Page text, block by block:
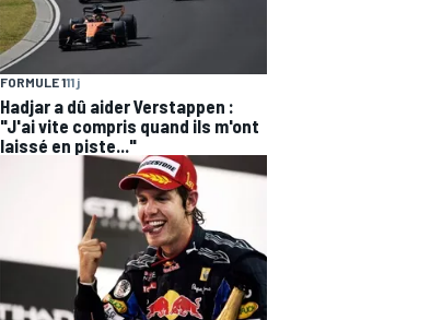
FORMULE 111 j
Hadjar a dû aider Verstappen :
"J'ai vite compris quand ils m'ont
laissé en piste..."